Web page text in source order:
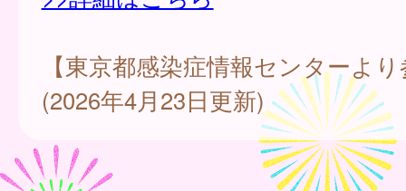
【東京都感染症情報センターよ
(2026年4月23日更新)